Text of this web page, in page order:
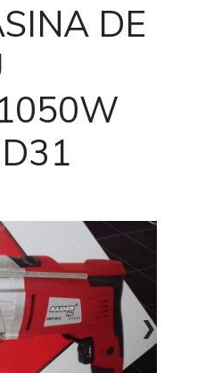
DE
❯